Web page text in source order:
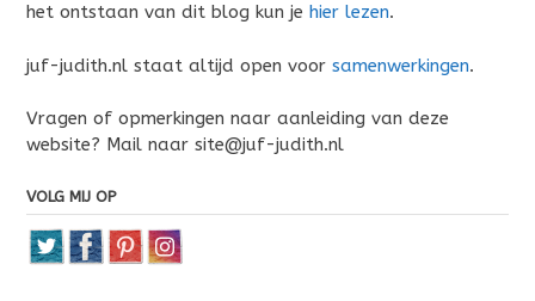
het ontstaan van dit blog kun je hier lezen.
juf-judith.nl staat altijd open voor samenwerkingen.
Vragen of opmerkingen naar aanleiding van deze
website? Mail naar site@juf-judith.nl
VOLG MIJ OP